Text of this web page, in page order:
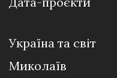
Україна та світ
Миколаїв